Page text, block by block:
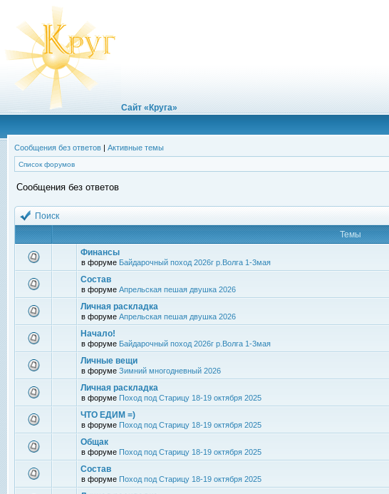
Сайт «Круга»
Сообщения без ответов | Активные темы
Список форумов
Сообщения без ответов
Поиск
Темы
Финансы
в форуме Байдарочный поход 2026г р.Волга 1-3мая
Состав
в форуме Апрельская пешая двушка 2026
Личная раскладка
в форуме Апрельская пешая двушка 2026
Начало!
в форуме Байдарочный поход 2026г р.Волга 1-3мая
Личные вещи
в форуме Зимний многодневный 2026
Личная раскладка
в форуме Поход под Старицу 18-19 октября 2025
ЧТО ЕДИМ =)
в форуме Поход под Старицу 18-19 октября 2025
Общак
в форуме Поход под Старицу 18-19 октября 2025
Состав
в форуме Поход под Старицу 18-19 октября 2025